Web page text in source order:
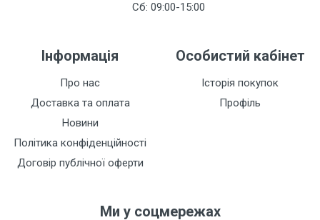
Сб: 09:00-15:00
Інформація
Про нас
Доставка та оплата
Новини
Політика конфіденційності
Договір публічної оферти
Особистий кабінет
Історія покупок
Профіль
Ми у соцмережах